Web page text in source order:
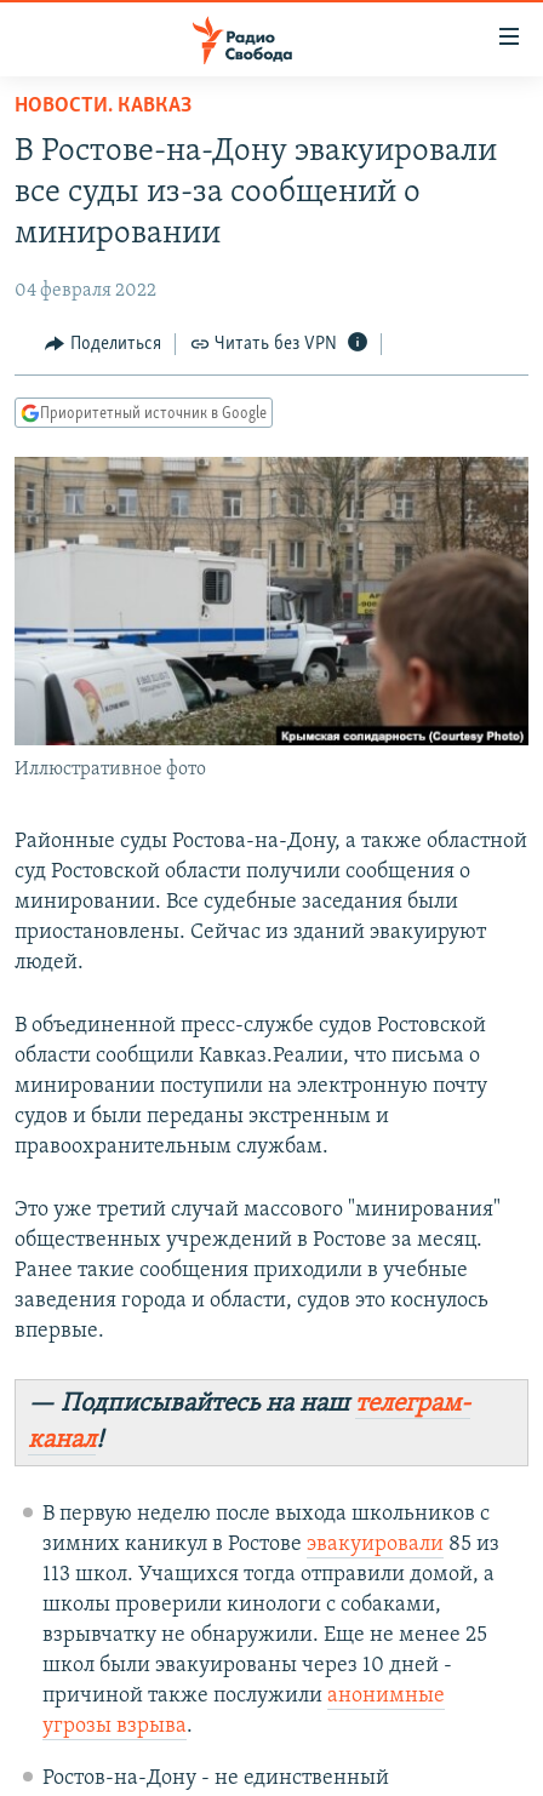
упрощенного
доступа
основному
Вернутся
Вернутся
поиску
АВТОРСКИЕ ПРОЕКТЫ
МНЕНИЯ
КУЛЬТУРА
КАВКАЗ.РЕАЛИИ
СЕВЕР.РЕАЛИИ
СИБИРЬ.РЕАЛИИ
РАСПИСАНИЕ ВЕЩАНИЯ
ПОДПИШИТЕСЬ НА РАССЫЛКУ
СОЦИАЛЬНЫЕ СЕТИ
Все сайты РСЕ/РС
НОВОСТИ. КАВКАЗ
В Ростове-на-Дону эвакуировали
все суды из-за сообщений о
минировании
04 февраля 2022
Поделиться Читать без VPN
Приоритетный источник в Google
Иллюстративное фото
Районные суды Ростова-на-Дону, а также областной
суд Ростовской области получили сообщения о
минировании. Все судебные заседания были
приостановлены. Сейчас из зданий эвакуируют
людей.
В объединенной пресс-службе судов Ростовской
области сообщили Кавказ.Реалии, что письма о
минировании поступили на электронную почту
судов и были переданы экстренным и
правоохранительным службам.
Это уже третий случай массового "минирования"
общественных учреждений в Ростове за месяц.
Ранее такие сообщения приходили в учебные
заведения города и области, судов это коснулось
впервые.
— Подписывайтесь на наштелеграм-
канал!
В первую неделю после выхода школьников с
зимних каникул в Ростове эвакуировали85 из
113 школ. Учащихся тогда отправили домой, а
школы проверили кинологи с собаками,
взрывчатку не обнаружили. Еще не менее 25
школ были эвакуированы через 10 дней -
причиной также послужили анонимные
угрозы взрыва.
Ростов-на-Дону - не единственный